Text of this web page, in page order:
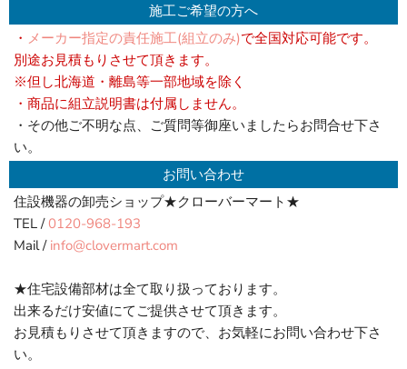
施工ご希望の方へ
・ メーカー指定の責任施工(組立のみ)で全国対応可能です。
別途お見積もりさせて頂きます。
※但し北海道・離島等一部地域を除く
・商品に組立説明書は付属しません。
・その他ご不明な点、ご質問等御座いましたらお問合せ下さ
い。
お問い合わせ
住設機器の卸売ショップ★クローバーマート★
TEL /0120-968-193
Mail / info@clovermart.com
★住宅設備部材は全て取り扱っております。
出来るだけ安値にてご提供させて頂きます。
お見積もりさせて頂きますので、お気軽にお問い合わせ下さ
い。